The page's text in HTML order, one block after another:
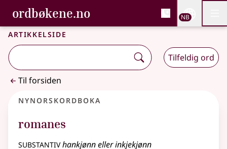
Gå til hovedinnhold
Tilgjengelighet
ordbøkene.no, Bokmålsordboka og
Bokmålsordboka og Nynorskordboka
NB
Artikkelside
Tilfeldig ord
Til forsiden
Nynorskordboka
romanes
substantivhankjønn eller inkjekjønn